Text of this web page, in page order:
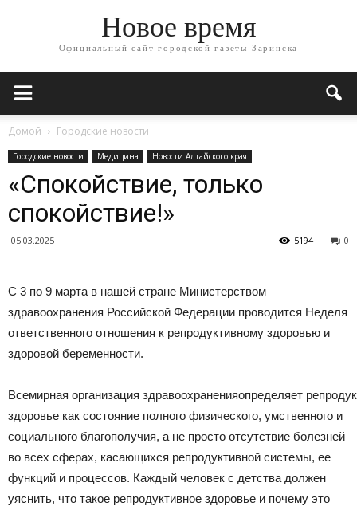
Новое время
Официальный сайт городской газеты Заринска
Домой Городские новости
Городские новости Медицина Новости Алтайского края
«Спокойствие, только
спокойствие!»
05.03.2025 0
5194
С 3 по 9 марта в нашей стране Министерством
здравоохранения Российской Федерации проводится Неделя
ответственного отношения к репродуктивному здоровью и
здоровой беременности.
Всемирная организация здравоохраненияопределяет
здоровье как состояние полного физического, умственного и
социального благополучия, а не просто отсутствие болезней
во всех сферах, касающихся репродуктивной системы, ее
функций и процессов. Каждый человек с детства должен
уяснить, что такое репродуктивное здоровье и почему это